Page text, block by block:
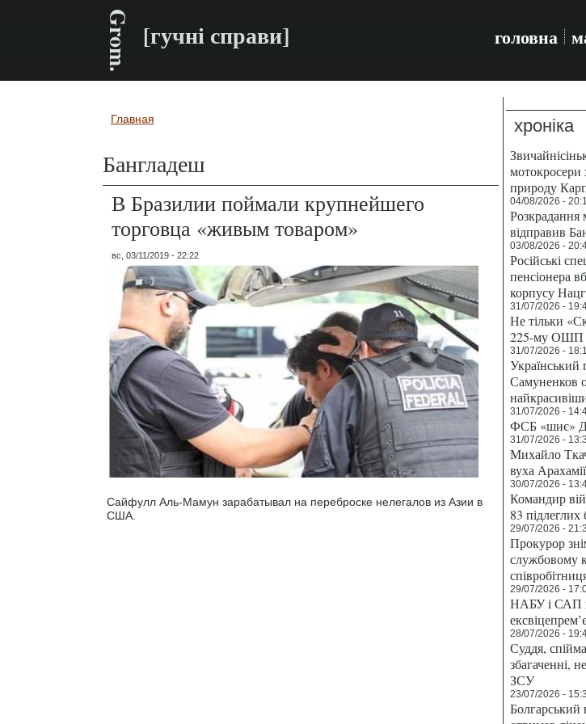
Grom. [гучні справи] головна
Вы здесь
Главная
Бангладеш
В Бразилии поймали крупнейшего
торговца «живым товаром»
вс, 03/11/2019 - 22:22
Сайфулл Аль-Мамун зарабатывал на переброске нелегалов из Азии в
США.
хроніка
мотокросери
природу
04/08/2026 -
Розкрадання
відправив
03/08/2026 -
Російські
пенсіонера
корпусу
31/07/2026 -
Не тільки
225-му ОШП
31/07/2026 -
Український
Самуненков
31/07/2026 -
ФСБ «шиє»
31/07/2026 -
Михайло
вуха
30/07/2026 -
Командир
83
29/07/2026 -
Прокурор
службовому
29/07/2026 -
НАБУ і САП
28/07/2026 -
Суддя,
збагаченні,
ЗСУ
23/07/2026 -
Болгарський